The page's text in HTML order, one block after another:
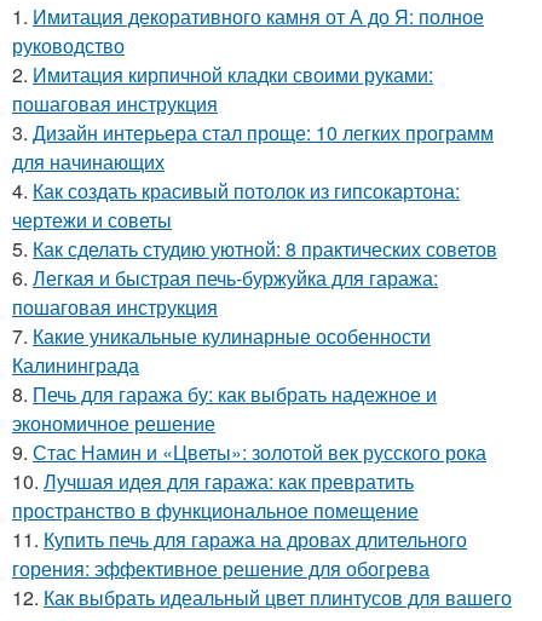
1. Имитация декоративного камня от А до Я: полное
руководство
2. Имитация кирпичной кладки своими руками:
пошаговая инструкция
3. Дизайн интерьера стал проще: 10 легких программ
для начинающих
4. Как создать красивый потолок из гипсокартона:
чертежи и советы
5. Как сделать студию уютной: 8 практических советов
6. Легкая и быстрая печь-буржуйка для гаража:
пошаговая инструкция
7. Какие уникальные кулинарные особенности
Калининграда
8. Печь для гаража бу: как выбрать надежное и
экономичное решение
9. Стас Намин и «Цветы»: золотой век русского рока
10. Лучшая идея для гаража: как превратить
пространство в функциональное помещение
11. Купить печь для гаража на дровах длительного
горения: эффективное решение для обогрева
12. Как выбрать идеальный цвет плинтусов для вашего